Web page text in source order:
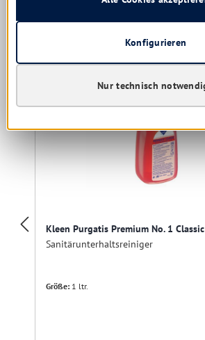
Kleen Purgatis Premium No. 1
Sanitärunterhaltsreiniger
Größe: 1 ltr.
Nur technisch
Konfigurieren